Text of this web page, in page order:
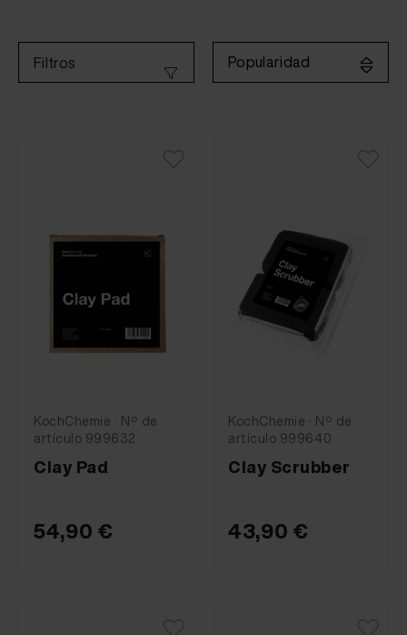
Popularidad
Filtros
KochChemie · Nº de
artículo 999632
Clay Pad
54,90 €
KochChemie · Nº de
artículo 999640
Clay Scrubber
43,90 €